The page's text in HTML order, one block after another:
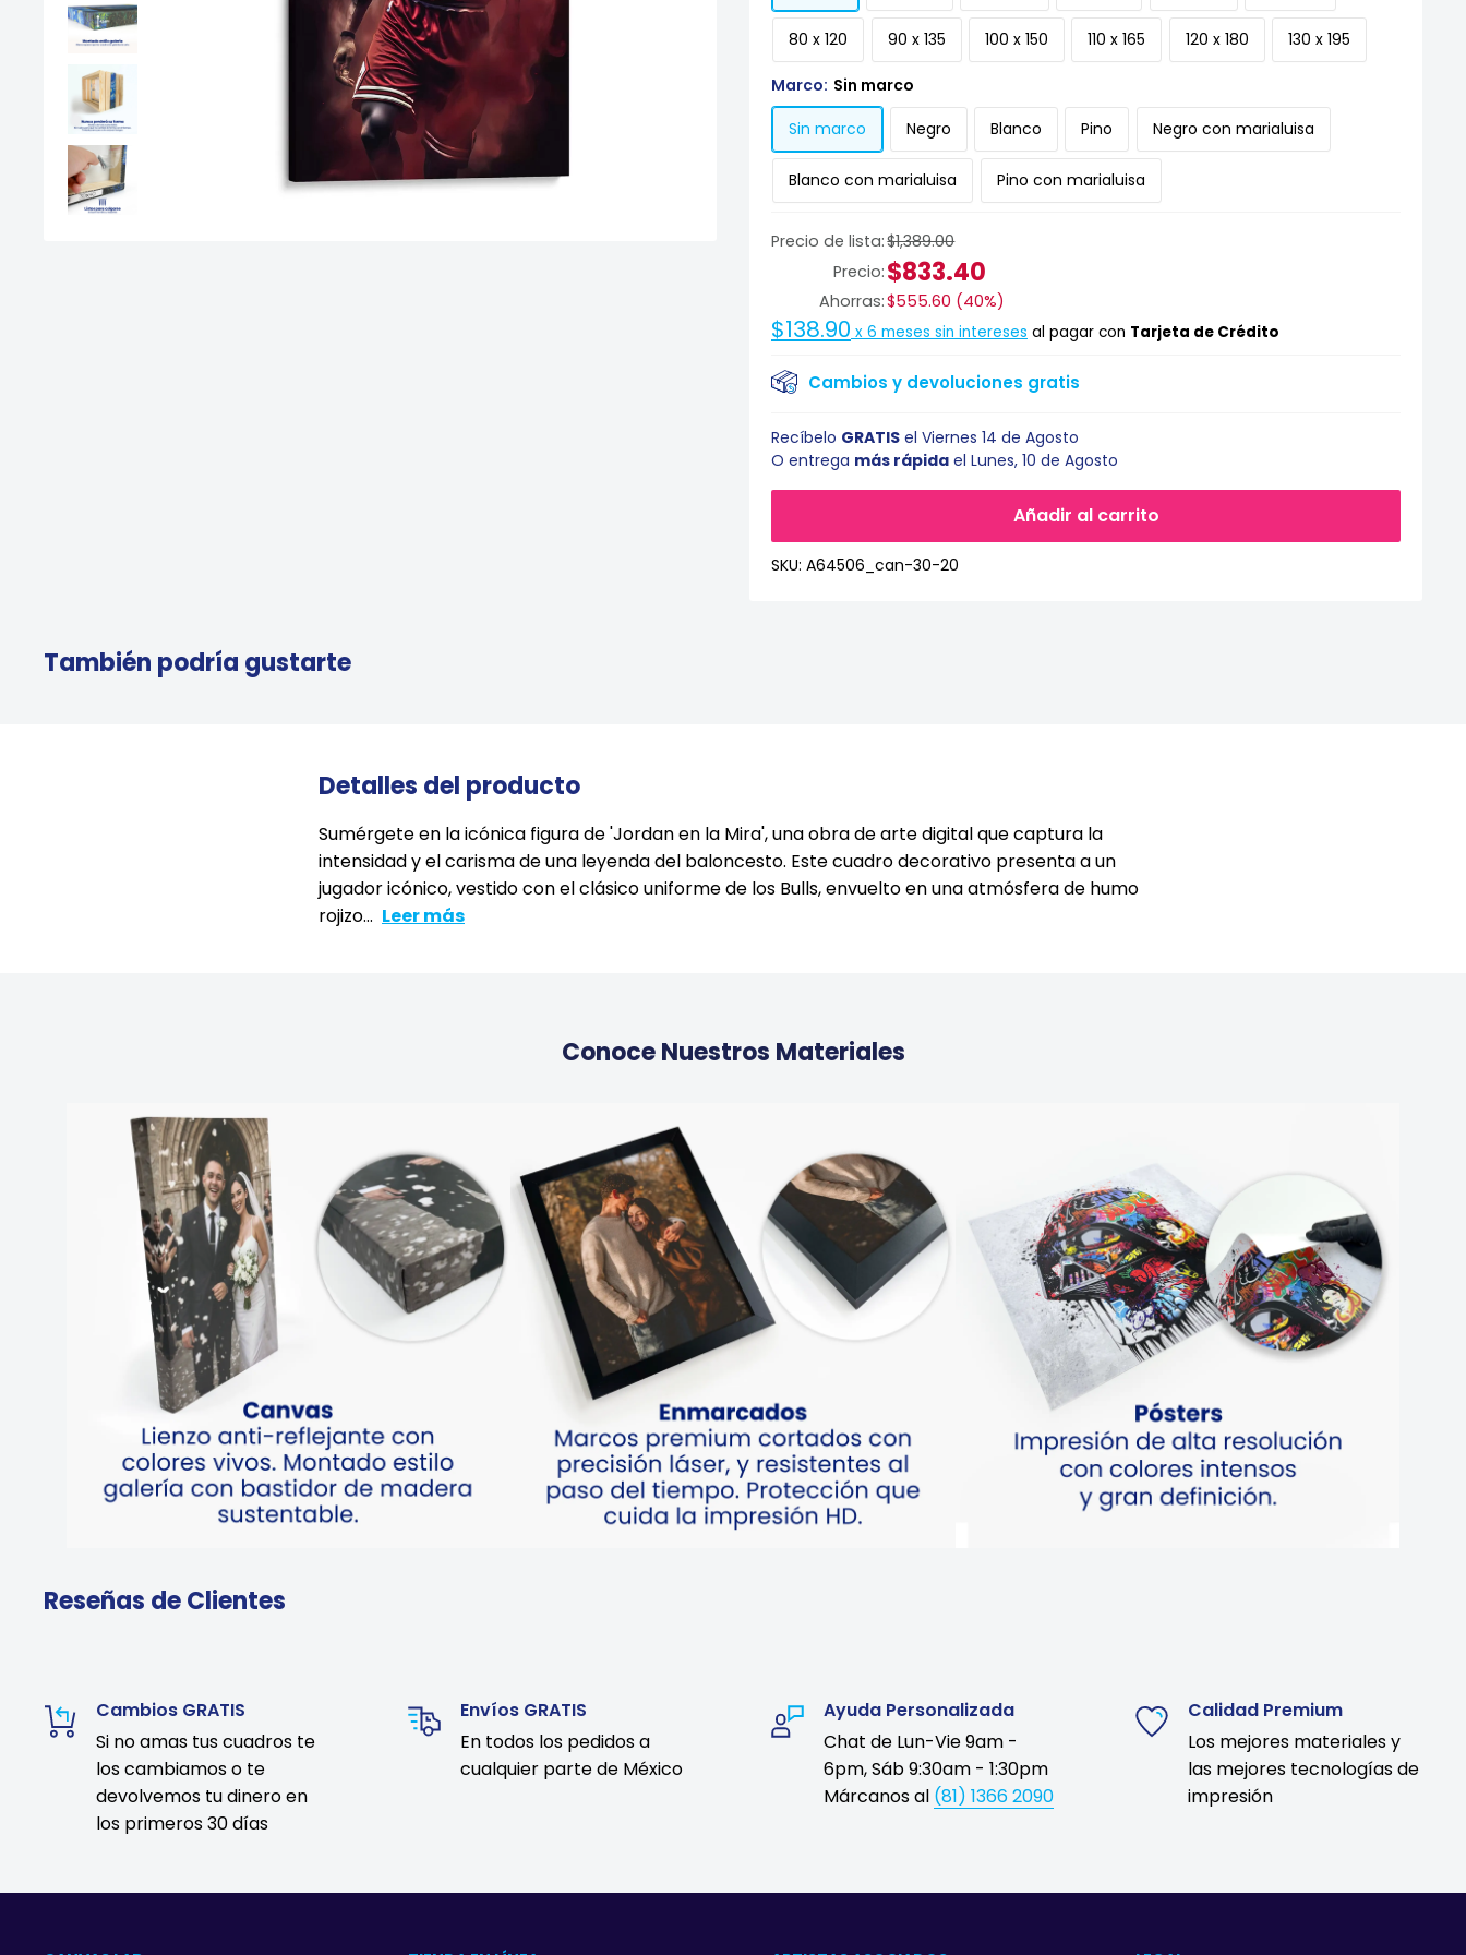
Precio de lista:$1,389.00
Precio: $833.40
Ahorras:$555.60 (40%)
$138.90 x 6 meses sin intereses al pagar con Tarjeta de Crédito
Cambios y devoluciones gratis
80 x 120 90 x 135 100 x 150 110 x 165 120 x 180 130 x 195
Marco: Sin marco
Sin marco Negro Blanco Pino Negro con marialuisa
Blanco con marialuisa Pino con marialuisa
Añadir al carrito
Recíbelo GRATIS el Viernes 14 de Agosto
O entrega más rápida el Lunes, 10 de Agosto
SKU: A64506_can-30-20
También podría gustarte
Detalles del producto
Sumérgete en la icónica figura de 'Jordan en la Mira', una obra de arte digital que captura la
intensidad y el carisma de una leyenda del baloncesto. Este cuadro decorativo presenta a un
jugador icónico, vestido con el clásico uniforme de los Bulls, envuelto en una atmósfera de humo
rojizo... Leer más
Conoce Nuestros Materiales
Reseñas de Clientes
Cambios GRATIS
Si no amas tus cuadros te
los cambiamos o te
devolvemos tu dinero en
los primeros 30 días
Envíos GRATIS
En todos los pedidos a
cualquier parte de México
Ayuda Personalizada
Chat de Lun-Vie 9am -
6pm, Sáb 9:30am - 1:30pm
Márcanos al (81) 1366 2090
Calidad Premium
Los mejores materiales y
las mejores tecnologías de
impresión